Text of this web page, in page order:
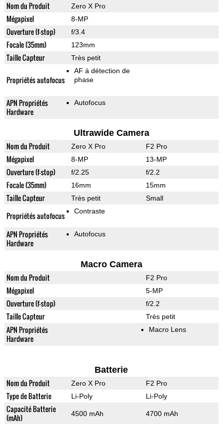
Nom du Produit Zero X Pro
Mégapixel 8-MP
Ouverture (f-stop) f/3.4
Focale (35mm) 123mm
Taille Capteur Très petit
Propriétés autofocus
AF à détection de
phase
APN Propriétés
Hardware
Autofocus
Ultrawide Camera
Nom du Produit Zero X Pro F2 Pro
Mégapixel 8-MP 13-MP
Ouverture (f-stop) f/2.25 f/2.2
Focale (35mm) 16mm 15mm
Taille Capteur Très petit Small
Propriétés autofocus Contraste
APN Propriétés
Hardware
Autofocus
Macro Camera
Nom du Produit F2 Pro
Mégapixel 5-MP
Ouverture (f-stop) f/2.2
Taille Capteur Très petit
APN Propriétés
Hardware
Macro Lens
Batterie
Nom du Produit Zero X Pro F2 Pro
Type de Batterie Li-Poly Li-Poly
Capacité Batterie
(mAh)
4500 mAh 4700 mAh